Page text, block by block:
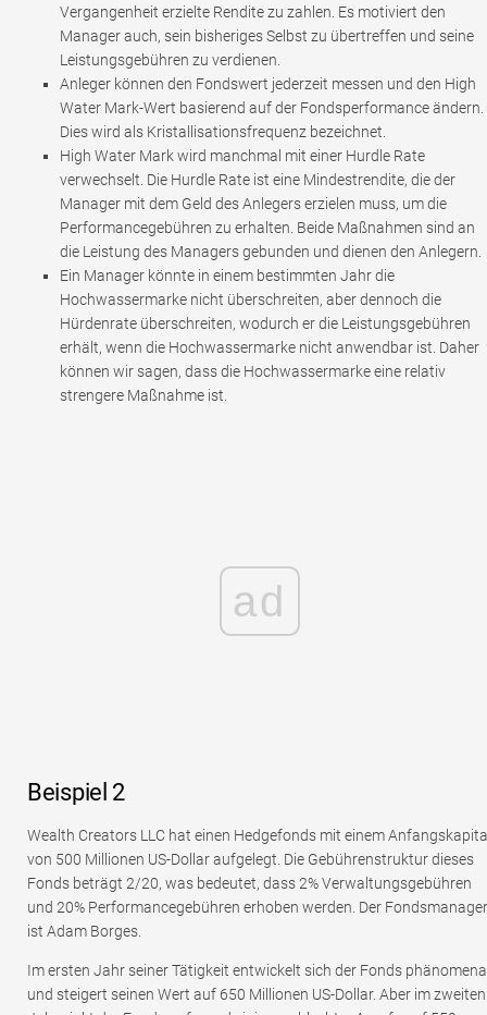
Vergangenheit erzielte Rendite zu zahlen. Es motiviert den
Manager auch, sein bisheriges Selbst zu übertreffen und seine
Leistungsgebühren zu verdienen.
Anleger können den Fondswert jederzeit messen und den High
Water Mark-Wert basierend auf der Fondsperformance ändern.
Dies wird als Kristallisationsfrequenz bezeichnet.
High Water Mark wird manchmal mit einer Hurdle Rate
verwechselt. Die Hurdle Rate ist eine Mindestrendite, die der
Manager mit dem Geld des Anlegers erzielen muss, um die
Performancegebühren zu erhalten. Beide Maßnahmen sind an
die Leistung des Managers gebunden und dienen den Anlegern.
Ein Manager könnte in einem bestimmten Jahr die
Hochwassermarke nicht überschreiten, aber dennoch die
Hürdenrate überschreiten, wodurch er die Leistungsgebühren
erhält, wenn die Hochwassermarke nicht anwendbar ist. Daher
können wir sagen, dass die Hochwassermarke eine relativ
strengere Maßnahme ist.
ad
Beispiel 2
Wealth Creators LLC hat einen Hedgefonds mit einem
von 500 Millionen US-Dollar aufgelegt. Die Gebührenstruktur dieses
Fonds beträgt 2/20, was bedeutet, dass 2% Verwaltungsgebühren
und 20% Performancegebühren erhoben werden. Der Fondsmanager
ist Adam Borges.
Im ersten Jahr seiner Tätigkeit entwickelt sich der Fonds
und steigert seinen Wert auf 650 Millionen US-Dollar. Aber im zweiten